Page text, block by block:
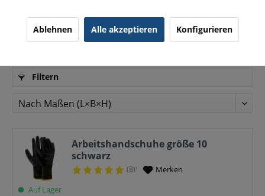
Optimaler Schutz und Komfort: Die besten
Arbeitshandschuhe für jeden Einsatzbereich
Filtern
Arbeitshandschuhe größe 10
schwarz
(8)¹ Merken
Auf Lager
Ablehnen Alle akzeptieren Konfigurieren